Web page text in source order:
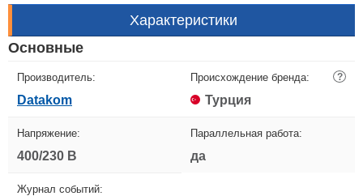
Характеристики
Основные
Производитель:
Datakom
Происхождение бренда: ?
Турция
Напряжение:
400/230 В
Параллельная работа:
да
Журнал событий: